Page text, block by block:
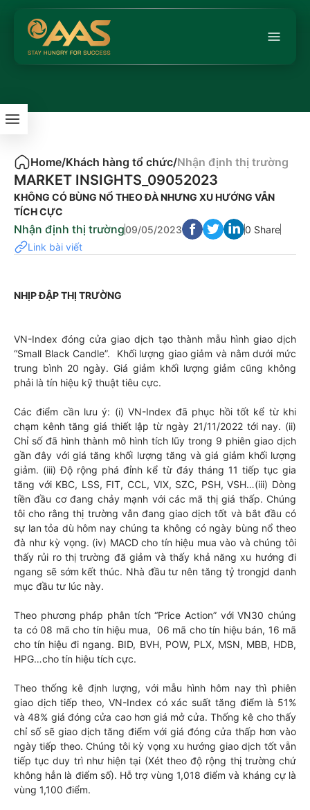
Home/Khách hàng tổ chức/Nhận định thị trường
MARKET INSIGHTS_09052023
KHÔNG CÓ BÙNG NỔ THEO ĐÀ NHƯNG XU HƯỚNG VẪN
TÍCH CỰC
Nhận định thị trường09/05/2023
0 Share
Link bài viết
NHỊP ĐẬP THỊ TRƯỜNG
VN-Index đóng cửa giao dịch tạo thành mẫu hình giao dịch
“Small Black Candle”. Khối lượng giao giảm và nằm dưới mức
trung bình 20 ngày. Giá giảm khối lượng giảm cũng không
phải là tín hiệu kỹ thuật tiêu cực.
Các điểm cần lưu ý: (i) VN-Index đã phục hồi tốt kể từ khi
chạm kênh tăng giá thiết lập từ ngày 21/11/2022 tới nay. (ii)
Chỉ số đã hình thành mô hình tích lũy trong 9 phiên giao dịch
gần đây với giá tăng khối lượng tăng và giá giảm khối lượng
giảm. (iii) Độ rộng phá đỉnh kể từ đáy tháng 11 tiếp tục gia
tăng với KBC, LSS, FIT, CCL, VIX, SZC, PSH, VSH…(iii) Dòng
tiền đầu cơ đang chảy mạnh với các mã thị giá thấp. Chúng
tôi cho rằng thị trường vẫn đang giao dịch tốt và bắt đầu có
sự lan tỏa dù hôm nay chúng ta không có ngày bùng nổ theo
đà như kỳ vọng. (iv) MACD cho tín hiệu mua vào và chúng tôi
thấy rủi ro thị trường đã giảm và thấy khả năng xu hướng đi
ngang sẽ sớm kết thúc. Nhà đầu tư nên tăng tỷ trongjd danh
mục đầu tư lúc này.
Theo phương pháp phân tích “Price Action” với VN30 chúng
ta có 08 mã cho tín hiệu mua, 06 mã cho tín hiệu bán, 16 mã
cho tín hiệu đi ngang. BID, BVH, POW, PLX, MSN, MBB, HDB,
HPG…cho tín hiệu tích cực.
Theo thống kê định lượng, với mẫu hình hôm nay thì phiên
giao dịch tiếp theo, VN-Index có xác suất tăng điểm là 51%
và 48% giá đóng cửa cao hơn giá mở cửa. Thống kê cho thấy
chỉ số sẽ giao dịch tăng điểm với giá đóng cửa thấp hơn vào
ngày tiếp theo. Chúng tôi kỳ vọng xu hướng giao dịch tốt vẫn
tiếp tục duy trì như hiện tại (Xét theo độ rộng thị trường chứ
không hẳn là điểm số). Hỗ trợ vùng 1,018 điểm và kháng cự là
vùng 1,100 điểm.